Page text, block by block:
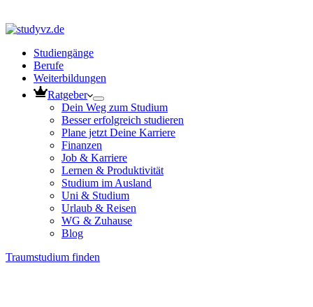
Studiengänge
Berufe
Weiterbildungen
Ratgeber
Dein Weg zum Studium
Besser erfolgreich studieren
Plane jetzt Deine Karriere
Finanzen
Job & Karriere
Lernen & Produktivität
Studium im Ausland
Uni & Studium
Urlaub & Reisen
WG & Zuhause
Blog
Traumstudium finden